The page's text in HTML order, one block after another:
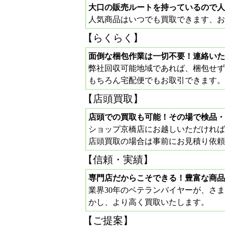
大口の販売ルートを持っているので
人気商品はいつでも買取できます、
【らくらく】
面倒な梱包作業は一切不要！連絡い
弊社回収可能地域であれば、梱包せ
もちろん宅配便でもお取引できます。
【店頭買取】
店頭での買取も可能！その場で検品
ショップ京橋店にお越しいただけれ
店頭買取の場合は事前にお見積り依
【信頼・実績】
専門店だからこそできる！豊富な商
業界30年のベテランバイヤーが、さ
かし、より高く買取いたします。
【ご提案】